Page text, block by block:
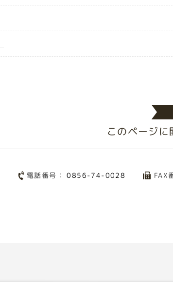
このページに
電話番号：0856-74-0028 FAX